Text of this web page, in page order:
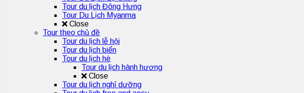
Tour du lịch Đông Hưng
Tour Du Lịch Myanma
Close
Tour theo chủ đề
Tour du lịch lễ hội
Tour du lịch biển
Tour du lịch hè
Tour du lịch hành hương
Close
Tour du lịch nghỉ dưỡng